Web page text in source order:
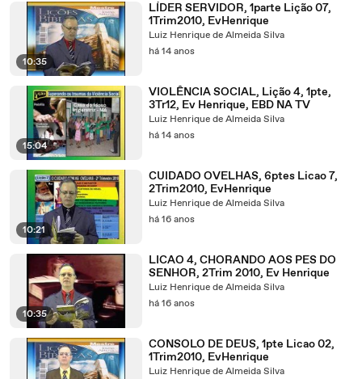
10:35
LÍDER SERVIDOR, 1parte Lição 07,
1Trim2010, EvHenrique
Luiz Henrique de Almeida Silva
há 14 anos
15:04
VIOLÊNCIA SOCIAL, Lição 4, 1pte,
3Tr12, Ev Henrique, EBD NA TV
Luiz Henrique de Almeida Silva
há 14 anos
10:21
CUIDADO OVELHAS, 6ptes Licao 7,
2Trim2010, EvHenrique
Luiz Henrique de Almeida Silva
há 16 anos
10:35
LICAO 4, CHORANDO AOS PES DO
SENHOR, 2Trim 2010, Ev Henrique
Luiz Henrique de Almeida Silva
há 16 anos
CONSOLO DE DEUS, 1pte Licao 02,
1Trim2010, EvHenrique
Luiz Henrique de Almeida Silva